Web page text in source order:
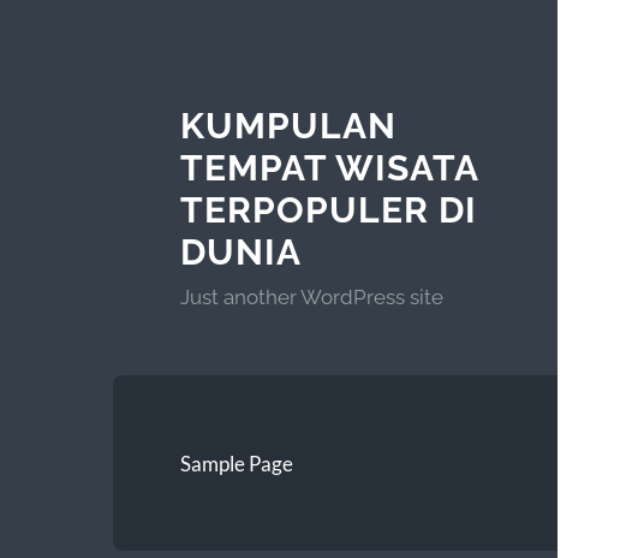
KUMPULAN
TEMPAT WISATA
TERPOPULER DI
DUNIA
Just another WordPress site
Sample Page